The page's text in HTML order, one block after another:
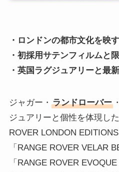
・ロンドンの都市文化を映
・初採用サテンフィルムと
・英国ラグジュアリーと最
ジャガー・ ランドローバー
ジュアリーと個性を体現し
ROVER LONDON
「RANGE ROVER VELAR
「RANGE ROVER